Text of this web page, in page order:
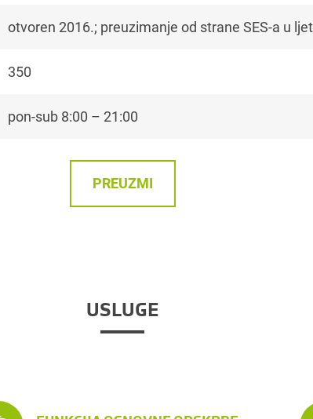
otvoren 2016.; preuzimanje od strane SES-a u
350
pon-sub 8:00 – 21:00
PREUZMI
USLUGE